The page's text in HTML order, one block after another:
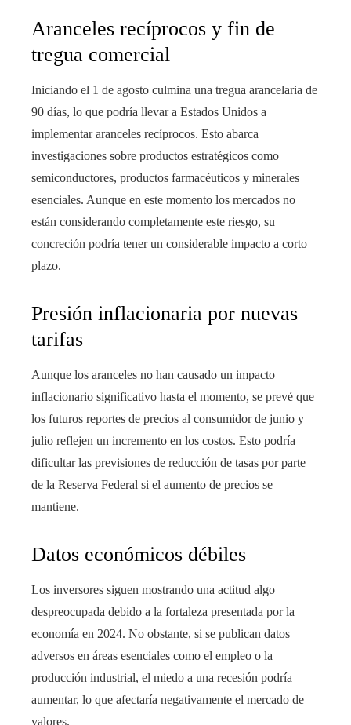
Aranceles recíprocos y fin de
tregua comercial
Iniciando el 1 de agosto culmina una tregua arancelaria de
90 días, lo que podría llevar a Estados Unidos a
implementar aranceles recíprocos. Esto abarca
investigaciones sobre productos estratégicos como
semiconductores, productos farmacéuticos y minerales
esenciales. Aunque en este momento los mercados no
están considerando completamente este riesgo, su
concreción podría tener un considerable impacto a corto
plazo.
Presión inflacionaria por nuevas
tarifas
Aunque los aranceles no han causado un impacto
inflacionario significativo hasta el momento, se prevé que
los futuros reportes de precios al consumidor de junio y
julio reflejen un incremento en los costos. Esto podría
dificultar las previsiones de reducción de tasas por parte
de la Reserva Federal si el aumento de precios se
mantiene.
Datos económicos débiles
Los inversores siguen mostrando una actitud algo
despreocupada debido a la fortaleza presentada por la
economía en 2024. No obstante, si se publican datos
adversos en áreas esenciales como el empleo o la
producción industrial, el miedo a una recesión podría
aumentar, lo que afectaría negativamente el mercado de
valores.